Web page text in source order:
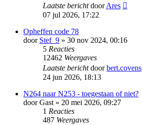
Laatste berichtdoorAres
07 jul 2026, 17:22
Opheffen code 78
door Stef_9 » 30 nov 2024, 00:16
5 Reacties
12462 Weergaves
Laatste berichtdoorbert.covens
24 jun 2026, 18:13
N264 naar N253 - toegestaan of niet?
doorGast » 20 mei 2026, 09:27
1 Reacties
487 Weergaves